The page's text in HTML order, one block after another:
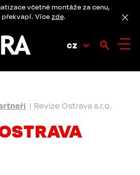
včetně montáže za cenu,
překvapí. Více zde.
CZ
Revize Ostrava s.r.o.